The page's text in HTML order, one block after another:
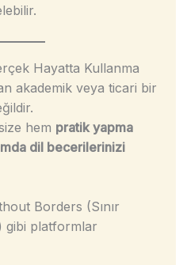
Hayatta Kullanma
akademik veya ticari bir
hem pratik yapma
dil becerilerinizi
Borders (Sınır
gibi platformlar